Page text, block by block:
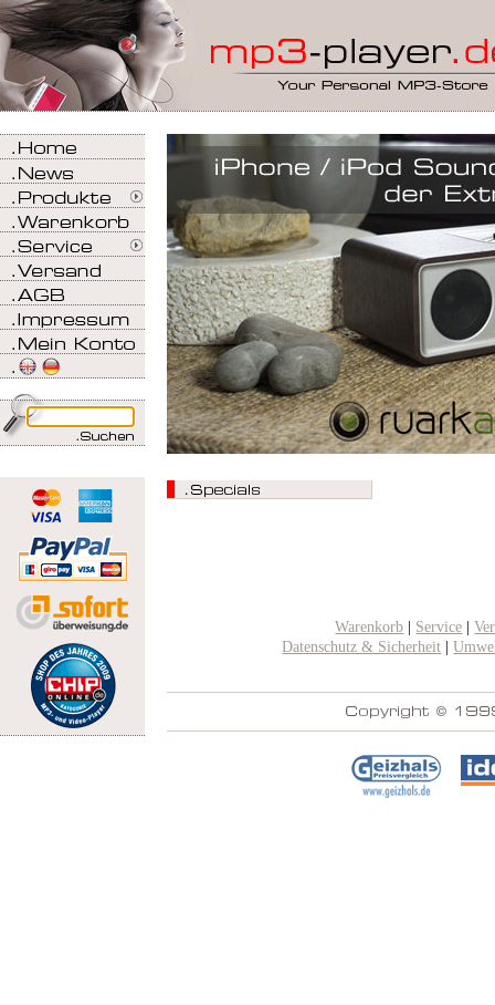
Warenkorb Service |
Datenschutz & Sicherheit |